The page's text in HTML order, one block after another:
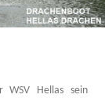
WSV Hellas sein